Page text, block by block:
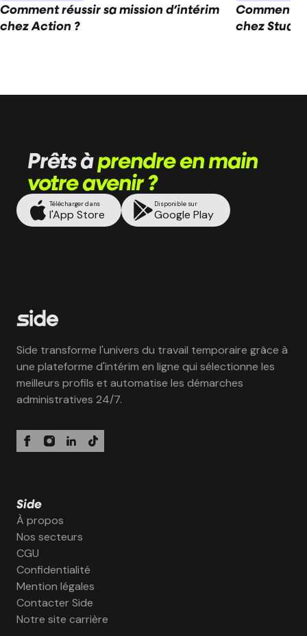
Comment réussir sa mission d’intérim
chez Action ?
Comment
chez Stuart
Prêts àprendre en main
votre avenir ?
Télécharger dans
l'App Store
Disponible sur
Google Play
Side transforme l'univers du travail temporaire grâce à
une plateforme d'intérim en ligne qui sélectionne les
meilleurs profils et automatise les démarches
administratives 24/7.
Side
À propos
Nos secteurs
CGU
Confidentialité
Mention légales
Contacter Side
Notre site carrière